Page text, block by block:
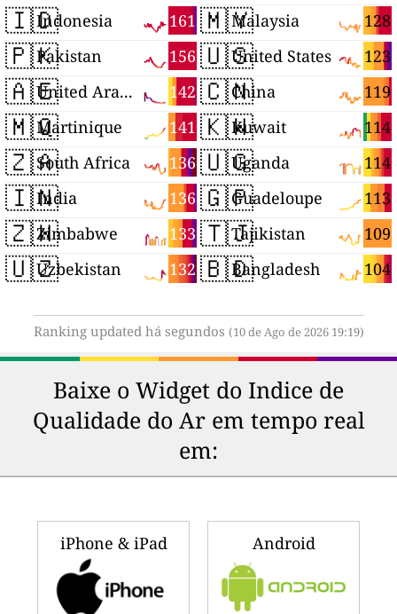
🇮🇩 161
Indonesia
🇵🇰 156
Pakistan
🇦🇪 142
United Arab Emirates
🇲🇶 141
Martinique
🇿🇦 136
South Africa
🇮🇳 136
India
🇿🇼 133
Zimbabwe
🇺🇿 132
Uzbekistan
🇲🇾 128
Malaysia
🇺🇸 123
United States
🇨🇳 119
China
🇰🇼 114
Kuwait
🇺🇬 114
Uganda
🇬🇵 113
Guadeloupe
🇹🇯 109
Tajikistan
🇧🇩 104
Bangladesh
Ranking updated há segundos (10 de Ago de 2026 19:19)
Baixe o Widget do Indice de
Qualidade do Ar em tempo real
em:
iPhone & iPad Android